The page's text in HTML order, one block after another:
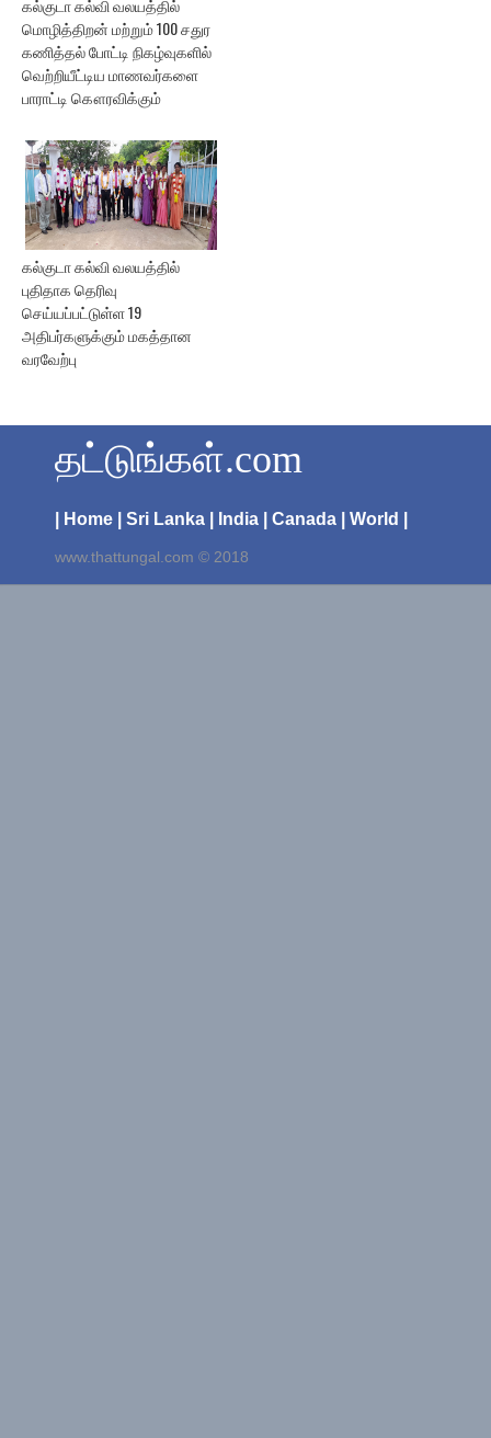
கல்குடா கல்வி வலயத்தில்
மொழித்திறன் மற்றும் 100 சதுர
கணித்தல் போட்டி நிகழ்வுகளில்
வெற்றியீட்டிய மாணவர்களை
பாராட்டி கௌரவிக்கும்
கல்குடா கல்வி வலயத்தில்
புதிதாக தெரிவு
செய்யப்பட்டுள்ள 19
அதிபர்களுக்கும் மகத்தான
வரவேற்பு
தட்டுங்கள்.com
| Home | Sri Lanka | India | Canada | World |
www.thattungal.com © 2018